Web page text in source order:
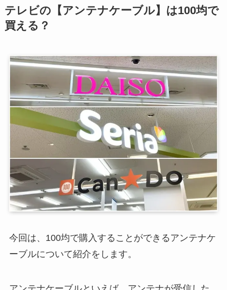
テレビの【アンテナケーブル】は100均で
買える？
今回は、100均で購入することができるアンテナケ
ーブルについて紹介をします。